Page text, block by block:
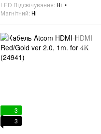
LED Підсвічування Ні
Магнітний Ні
3
3